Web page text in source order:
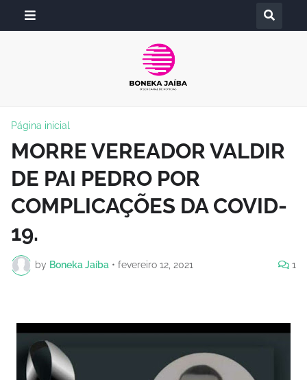
Página inicial
MORRE VEREADOR VALDIR
DE PAI PEDRO POR
COMPLICAÇÕES DA COVID-
19.
by Boneka Jaíba • fevereiro 12, 2021 1